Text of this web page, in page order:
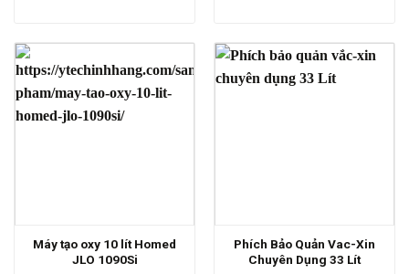
Máy tạo oxy 10 lít Homed
JLO 1090Si
Phích Bảo Quản Vac-Xin
Chuyên Dụng 33 Lít